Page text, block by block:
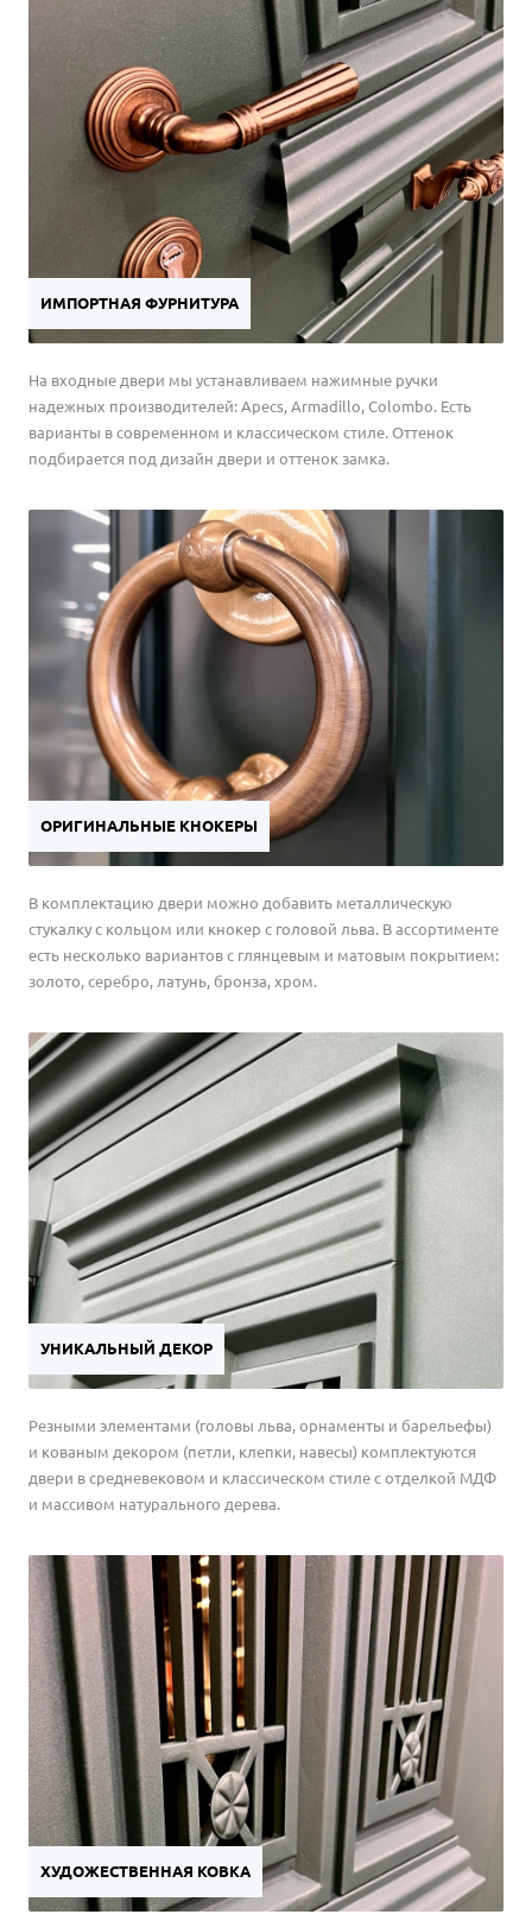
ИМПОРТНАЯ ФУРНИТУРА
На входные двери мы устанавливаем нажимные ручки
надежных производителей: Apecs, Armadillo, Colombo. Есть
варианты в современном и классическом стиле. Оттенок
подбирается под дизайн двери и оттенок замка.
ОРИГИНАЛЬНЫЕ КНОКЕРЫ
В комплектацию двери можно добавить металлическую
стукалку с кольцом или кнокер с головой льва. В ассортименте
есть несколько вариантов с глянцевым и матовым покрытием:
золото, серебро, латунь, бронза, хром.
УНИКАЛЬНЫЙ ДЕКОР
Резными элементами (головы льва, орнаменты и барельефы)
и кованым декором (петли, клепки, навесы) комплектуются
двери в средневековом и классическом стиле с отделкой МДФ
и массивом натурального дерева.
ХУДОЖЕСТВЕННАЯ КОВКА